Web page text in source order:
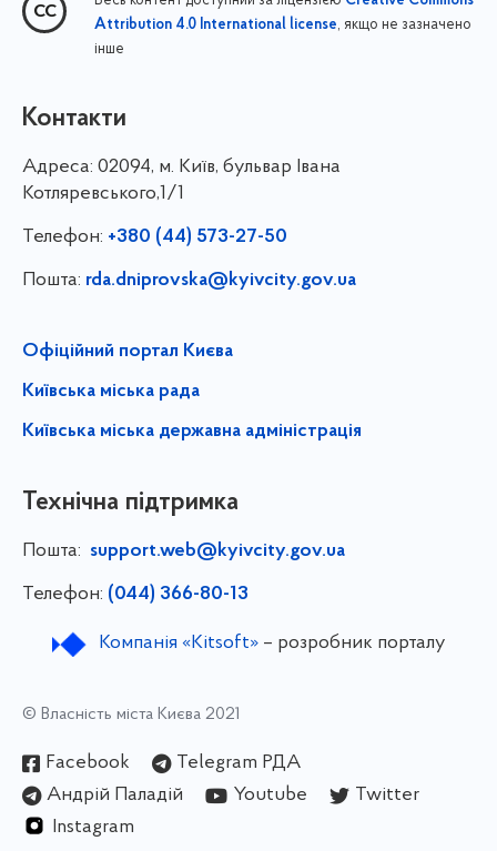
Attribution 4.0 International license, якщо не зазначено
інше
Контакти
Адреса: 02094, м. Київ, бульвар Івана
Котляревського,1/1
Телефон: +380 (44) 573-27-50
Пошта: rda.dniprovska@kyivcity.gov.ua
Офіційний портал Києва
Київська міська рада
Київська міська державна адміністрація
Технічна підтримка
Пошта: support.web@kyivcity.gov.ua
Телефон: (044) 366-80-13
Компанія «Kitsoft»– розробник порталу
© Власність міста Києва 2021
Facebook
Telegram РДА
Андрій Паладій
Youtube
Twitter
Instagram